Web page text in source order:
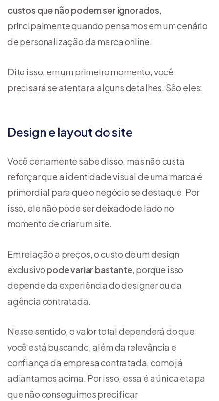
custos que não podem ser ignorados,
principalmente quando pensamos em um cenário
de personalização da marca online.
Dito isso, em um primeiro momento, você
precisará se atentar a alguns detalhes. São eles:
Design e layout do site
Você certamente sabe disso, mas não custa
reforçar que a identidade visual de uma marca é
primordial para que o negócio se destaque. Por
isso, ele não pode ser deixado de lado no
momento de criar um site.
Em relação a preços, o custo de um design
exclusivopode variar bastante, porque isso
depende da experiência do designer ou da
agência contratada.
Nesse sentido, o valor total dependerá do que
você está buscando, além da relevância e
confiança da empresa contratada, como já
adiantamos acima. Por isso, essa é a única etapa
que não conseguimos precificar